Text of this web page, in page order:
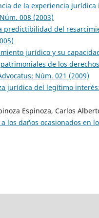
de la experiencia
008 (2003)
predictibilidad del
jurídico y su
de los
Núm. 021 (2009)
jurídica del legítimo
Espinoza, Carlos
los daños ocasionados en